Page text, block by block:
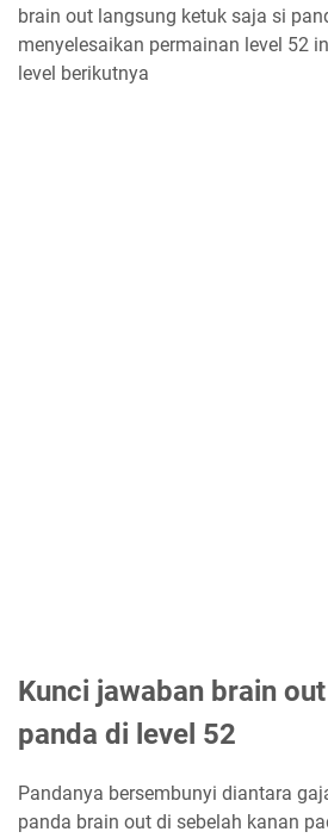
brain out langsung ketuk saja si
menyelesaikan permainan level 52
level berikutnya
Kunci jawaban brain
panda di level 52
Pandanya bersembunyi diantara
panda brain out di sebelah kanan